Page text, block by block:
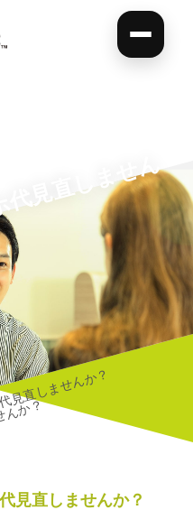
直しませんか？
？
見直しませんか？